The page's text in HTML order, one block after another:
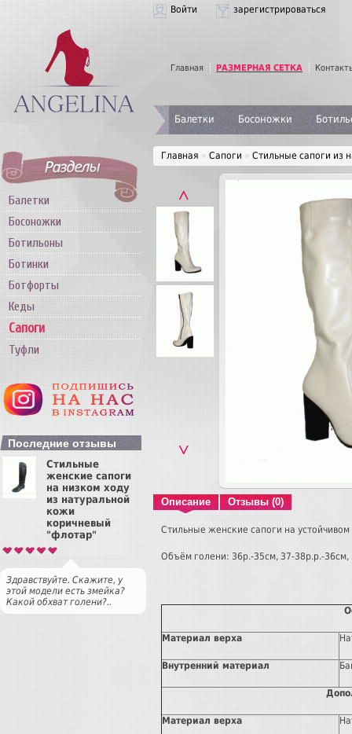
Войти зарегистрироваться
Главная РАЗМЕРНАЯ СЕТКА
Балетки Босоножки
Балетки
Босоножки
Ботильоны
Ботинки
Ботфорты
Кеды
Сапоги
Туфли
Последние отзывы
Стильные
женские сапоги
на низком ходу
из натуральной
кожи
коричневый
"флотар"
Здравствуйте. Скажите, у
этой модели есть змейка?
Какой обхват голени?..
Главная » Сапоги » Стильные сапоги из
˄
˅
Описание Отзывы (0)
Стильные женские сапоги на
Объём голени: 36р.-35см, 37-38р.р.-36см,
Материал верха
Внутренний материал
Материал верха